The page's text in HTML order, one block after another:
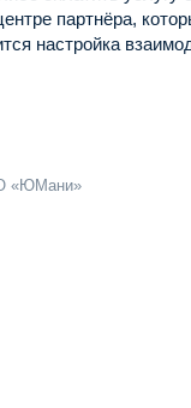
партнёра,
настройка
«ЮМани»